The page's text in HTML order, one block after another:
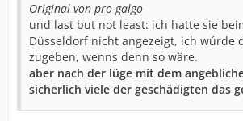
Original von pro-galgo
und last but not least: ich hatte sie
Düsseldorf nicht angezeigt, ich wúrde
zugeben, wenns denn so wäre.
aber nach der lüge mit dem
sicherlich viele der geschädigten das